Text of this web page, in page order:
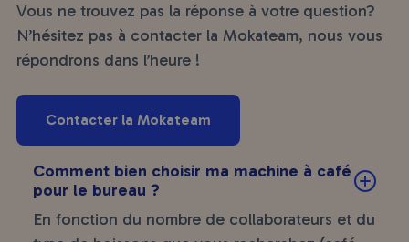
Vous ne trouvez pas la réponse à votre question?
N’hésitez pas à contacter la Mokateam, nous vous
répondrons dans l’heure !
Contacter la Mokateam
Comment bien choisir ma machine à café
pour le bureau ?
En fonction du nombre de collaborateurs et du